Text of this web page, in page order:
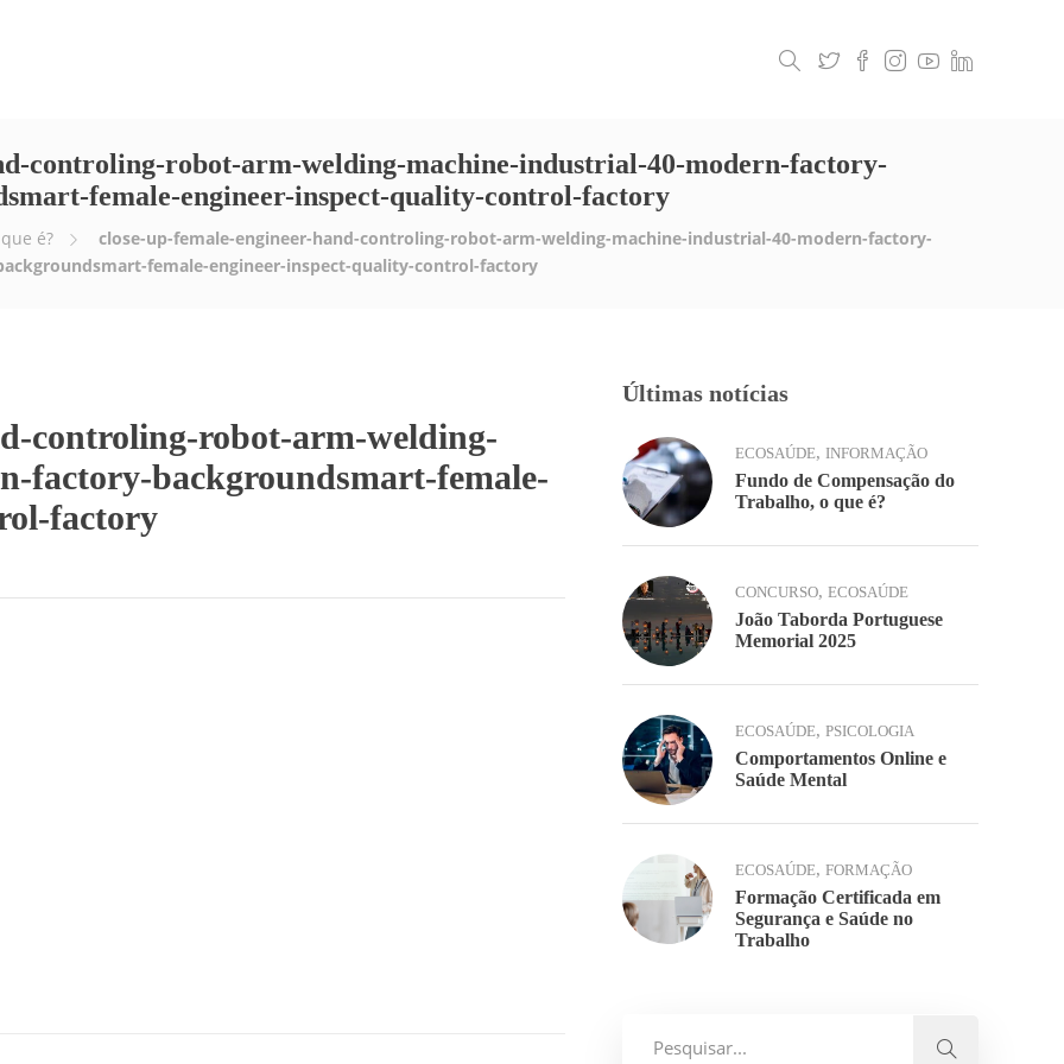
controling-robot-arm-welding-machine-industrial-40-modern-factory-
female-engineer-inspect-quality-control-factory
é?
close-up-female-engineer-hand-controling-robot-arm-welding-machine-industrial-40-modern-factory-
female-engineer-inspect-quality-control-factory
controling-robot-arm-welding-
factory-backgroundsmart-female-
factory
Últimas notícias
ECOSAÚDE, INFORMAÇÃO
Fundo de Compensação do
Trabalho, o que é?
CONCURSO, ECOSAÚDE
João Taborda Portuguese
Memorial 2025
ECOSAÚDE, PSICOLOGIA
Comportamentos Online e
Saúde Mental
ECOSAÚDE, FORMAÇÃO
Formação Certificada em
Segurança e Saúde no
Trabalho